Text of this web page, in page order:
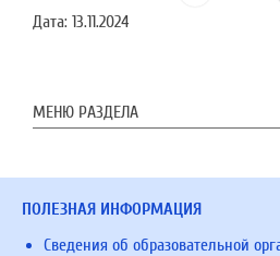
Дата: 13.11.2024
МЕНЮ РАЗДЕЛА
ПОЛЕЗНАЯ ИНФОРМАЦИЯ
Сведения об образовательной